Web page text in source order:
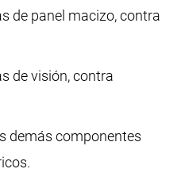
de panel macizo, contra
de visión, contra
demás componentes